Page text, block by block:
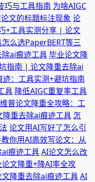
巧与工具指南 为啥AIGC
文的标题标注现象 论
+工具实测分享 | 论文
么选PaperBERT等三
ai痕迹工具毕业论文降
指南 | 论文降重去除ai
：工具实测+避坑指南
具 降低AIGC重复率工具
维普论文降重全攻略：工
重去除ai痕迹工具 怎
论文用AI写好了怎么引
你用AI高效写论文：从
痕迹工具AI论文怎么改
文降重+降AI率全攻
降重去除ai痕迹工具AI